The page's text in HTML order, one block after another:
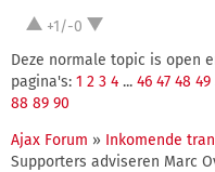
+1/-0
Deze normale topic is open
pagina's: 1 2 3 4 ... 46 47 48 49
88 89 90
Ajax Forum » Inkomende
Supporters adviseren Marc